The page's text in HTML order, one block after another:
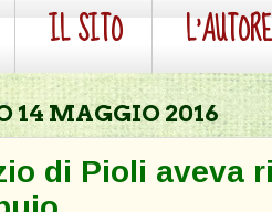
IL SITO L'AUTORE
14 MAGGIO 2016
di Pioli aveva